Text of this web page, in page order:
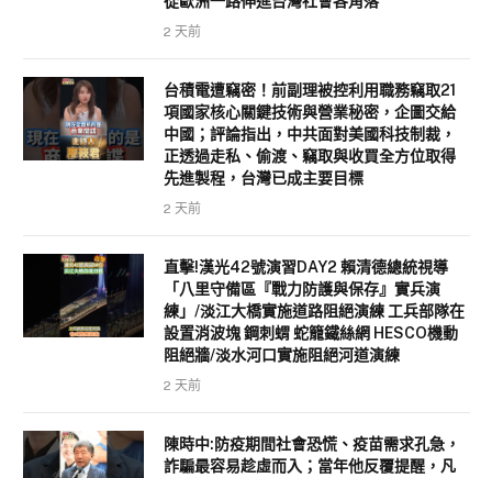
從歐洲一路伸進台灣社會各角落
2 天前
台積電遭竊密！前副理被控利用職務竊取21
項國家核心關鍵技術與營業秘密，企圖交給
中國；評論指出，中共面對美國科技制裁，
正透過走私、偷渡、竊取與收買全方位取得
先進製程，台灣已成主要目標
2 天前
直擊!漢光42號演習DAY2 賴清德總統視導
「八里守備區『戰力防護與保存』實兵演
練」/淡江大橋實施道路阻絕演練 工兵部隊在
設置消波塊 鋼刺蝟 蛇籠鐵絲網 HESCO機動
阻絕牆/淡水河口實施阻絕河道演練
2 天前
陳時中:防疫期間社會恐慌、疫苗需求孔急，